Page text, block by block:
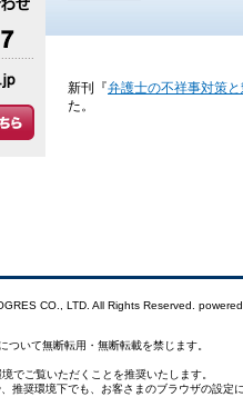
新刊『弁護士の不祥事対策
た。
CO., LTD. All Rights Reserved.
ついて無断転用・無断転載を禁じます。
でご覧いただくことを推奨いたします。
推奨環境下でも、お客さまのブラウザの設